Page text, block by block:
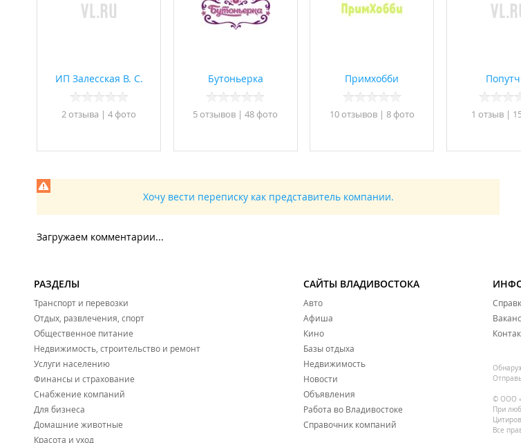
ИП Залесская В. С.
2 отзывa | 4 фото
Бутоньерка
5 отзывов | 48 фото
Примхобби
10 отзывов| 8 фото 1 отзыв |
Хочу вести переписку как представитель компании.
Загружаем комментарии...
РАЗДЕЛЫ
Транспорт и перевозки
Отдых, развлечения, спорт
Общественное питание
Недвижимость, строительство и ремонт
Услуги населению
Финансы и страхование
Снабжение компаний
Для бизнеса
Домашние животные
Красота и уход
САЙТЫ ВЛАДИВОСТОКА
Авто
Афиша
Кино
Базы отдыха
Недвижимость
Новости
Объявления
Работа во Владивостоке
Справочник компаний
© ООО
При
Все